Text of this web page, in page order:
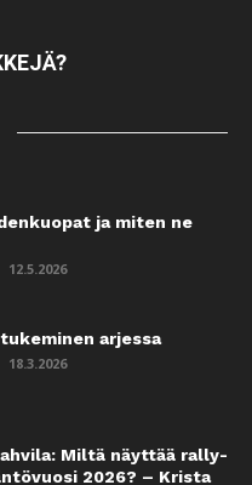
ja miten ne
12.5.2026
arjessa
18.3.2026
Miltä näyttää rally-
2026? – Krista